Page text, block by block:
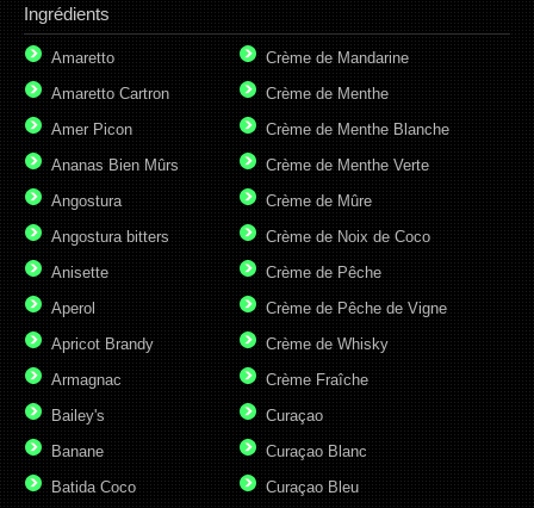
Ingrédients
Amaretto
Amaretto Cartron
Amer Picon
Ananas Bien Mûrs
Angostura
Angostura bitters
Anisette
Aperol
Apricot Brandy
Armagnac
Bailey's
Banane
Batida Coco
Crème de Mandarine
Crème de Menthe
Crème de Menthe Blanche
Crème de Menthe Verte
Crème de Mûre
Crème de Noix de Coco
Crème de Pêche
Crème de Pêche de Vigne
Crème de Whisky
Crème Fraîche
Curaçao
Curaçao Blanc
Curaçao Bleu